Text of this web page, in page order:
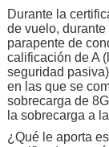
Durante la
de vuelo,
parapente de
calificación de A
seguridad
en las que se
sobrecarga de
la sobrecarga a
¿Qué le aporta